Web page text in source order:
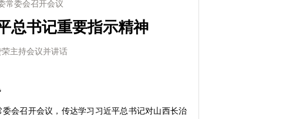
常委会召开会议
总书记重要指示精神
荣主持会议并讲话
召开会议，传达学习习近平总书记对山西长治